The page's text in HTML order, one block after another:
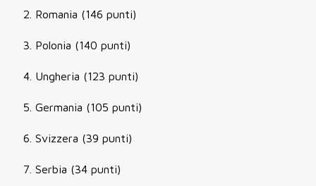
Romania (146 punti)
Polonia (140 punti)
Ungheria (123 punti)
Germania (105 punti)
Svizzera (39 punti)
Serbia (34 punti)